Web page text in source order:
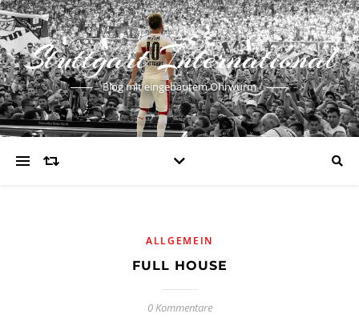
Stuttgart International
Blog mit eingebautem Ohrwurm
ALLGEMEIN
FULL HOUSE
0 Kommentare